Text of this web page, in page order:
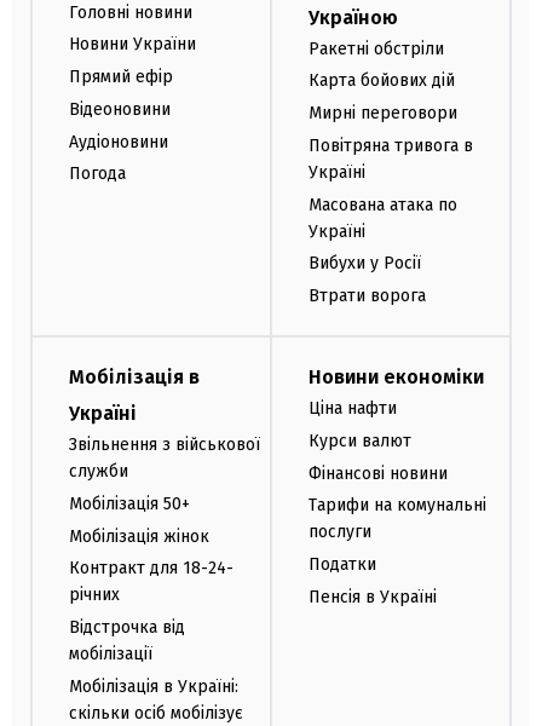
Головні новини
Новини України
Прямий ефір
Відеоновини
Аудіоновини
Погода
Україною
Ракетні обстріли
Карта бойових дій
Мирні переговори
Повітряна тривога в
Україні
Масована атака по
Україні
Вибухи у Росії
Втрати ворога
Мобілізація в
Україні
Звільнення з військової
служби
Мобілізація 50+
Мобілізація жінок
Контракт для 18-24-
річних
Відстрочка від
мобілізації
Мобілізація в Україні:
скільки осіб мобілізує
Новини економіки
Ціна нафти
Курси валют
Фінансові новини
Тарифи на комунальні
послуги
Податки
Пенсія в Україні